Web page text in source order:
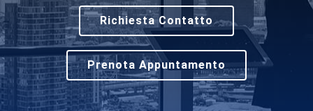
Richiesta Contatto
Prenota Appuntamento